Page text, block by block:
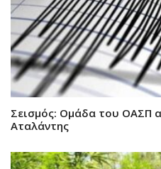
Σεισμός: Ομάδα του ΟΑΣΠ
Αταλάντης